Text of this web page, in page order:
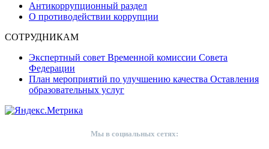
Антикоррупционный раздел
О противодействии коррупции
СОТРУДНИКАМ
Экспертный совет Временной комиссии Совета
Федерации
План мероприятий по улучшению качества Оставления
образовательных услуг
Мы в социальных сетях: